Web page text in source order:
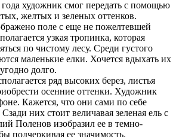
художник смог передать с помощью
желтых и зеленых оттенков.
поле с еще не пожелтевшей
узкая тропинка, которая
по чистому лесу. Среди густого
маленькие елки. Хочется вдыхать их
долго.
ряд высоких берез, листья
осенние оттенки. Художник
Кажется, что они сами по себе
них стоит величавая зеленая ель с
Поленов изобразил ее в темно-
подчеркивая ее значимость.